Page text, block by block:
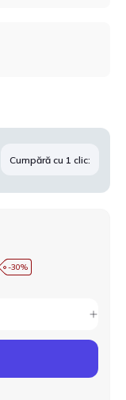
Cumpără cu 1 clic:
-30%